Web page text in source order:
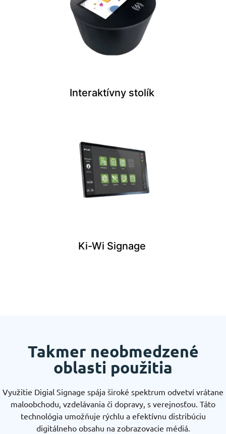
Interaktívny stolík
Ki-Wi Signage
Takmer neobmedzené
oblasti použitia
Využitie Digial Signage spája široké spektrum odvetví vrátane
maloobchodu, vzdelávania či dopravy, s verejnosťou. Táto
technológia umožňuje rýchlu a efektívnu distribúciu
digitálneho obsahu na zobrazovacie médiá.